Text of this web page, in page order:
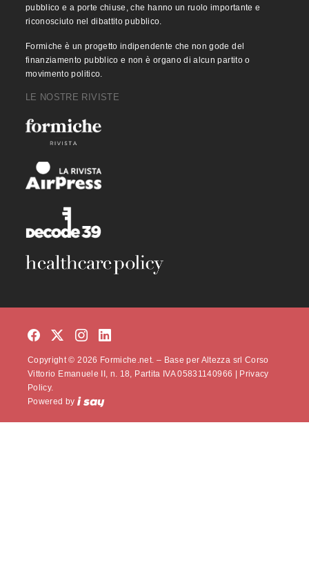
pubblico e a porte chiuse, che hanno un ruolo importante e
riconosciuto nel dibattito pubblico.
Formiche è un progetto indipendente che non gode del
finanziamento pubblico e non è organo di alcun partito o
movimento politico.
LE NOSTRE RIVISTE
Copyright © 2026 Formiche.net. – Base per Altezza srl Corso
Vittorio Emanuele II, n. 18, Partita IVA 05831140966 |
Privacy
Policy.
Powered by